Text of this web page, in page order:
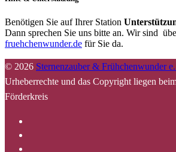
Benötigen Sie auf Ihrer Station
Dann sprechen Sie uns bitte an. Wir sind
fruehchenwunder.de für Sie da.
© 2026 Sternenzauber & Frühchenwunder
Urheberrechte und das Copyright liegen
Förderkreis